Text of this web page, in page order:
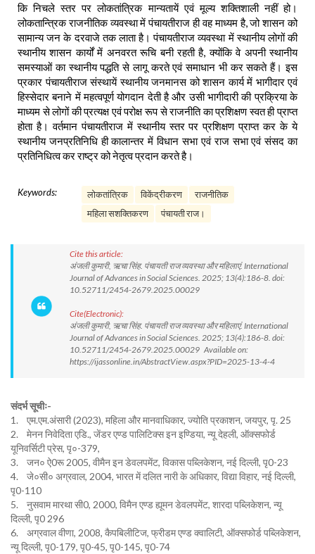
कि निचले स्तर पर लोकतांत्रिक मान्यतायें एवं मूल्य शक्तिशाली नहीं हो।
लोकतान्त्रिक राजनीतिक व्यवस्था में पंचायतीराज ही वह माध्यम है, जो शासन को
सामान्य जन के दरवाजे तक लाता है। पंचायतीराज व्यवस्था में स्थानीय लोगों की
स्थानीय शासन कार्यों में अनवरत रूचि बनी रहती है, क्योंकि वे अपनी स्थानीय
समस्याओं का स्थानीय पद्धति से लागू करते एवं समाधान भी कर सकते हैं। इस
प्रकार पंचायतीराज संस्थायें स्थानीय जनमानस को शासन कार्य में भागीदार एवं
हिस्सेदार बनाने में महत्वपूर्ण योगदान देती है और उसी भागीदारी की प्रक्रिया के
माध्यम से लोगों की प्रत्यक्ष एवं परोक्ष रूप से राजनीति का प्रशिक्षण स्वत ही प्राप्त
होता है। वर्तमान पंचायतीराज में स्थानीय स्तर पर प्रशिक्षण प्राप्त कर के ये
स्थानीय जनप्रतिनिधि ही कालान्तर में विधान सभा एवं राज सभा एवं संसद का
प्रतिनिधित्व कर राष्ट्र को नेतृत्व प्रदान करते है।
Keywords: लोकतांत्रिक विकेंद्रीकरण
राजनीतिक
महिला सशक्तिकरण
पंचायती राज।
Cite this article:
अंजली कुमारी, ऋचा सिंह. पंचायती राज व्यवस्था और महिलाएं. International
Journal of Advances in Social Sciences. 2025; 13(4):186-8. doi:
10.52711/2454-2679.2025.00029
Cite(Electronic):
अंजली कुमारी, ऋचा सिंह. पंचायती राज व्यवस्था और महिलाएं. International
Journal of Advances in Social Sciences. 2025; 13(4):186-8. doi:
10.52711/2454-2679.2025.00029 Available on:
https://ijassonline.in/AbstractView.aspx?PID=2025-13-4-4
संदर्भ सूचीः-
1. एम.एम.अंसारी (2023), महिला और मानवाधिकार, ज्योति प्रकाशन, जयपुर, पृ. 25
2. मेनन निवेदिता एडि., जेंडर एण्ड पालिटिक्स इन इण्डिया, न्यू देहली, ऑक्सफोर्ड
यूनिवर्सिटी प्रेस, पृ०-379,
3. जन० ऐ0रू 2005, वीमैन इन डेवलपमेंट, विकास पब्लिकेशन, नई दिल्ली, पृ0-23
4. जे०सी० अग्रवाल, 2004, भारत में दलित नारी के अधिकार, विद्या विहार, नई दिल्ली,
पृ0-110
5. नुसवाम मारथा सी0, 2000, विमैन एण्ड ह्यूमन डेवलपमेंट, शारदा पब्लिकेशन, न्यू
दिल्ली, पृ0 296
6. अग्रवाल वीणा, 2008, कैपबिलीटिज, फ्रीडम एण्ड क्वालिटी, ऑक्सफोर्ड पब्लिकेशन,
न्यू दिल्ली, पृ0-179, पृ0-45, पृ0-145, पृ0-74